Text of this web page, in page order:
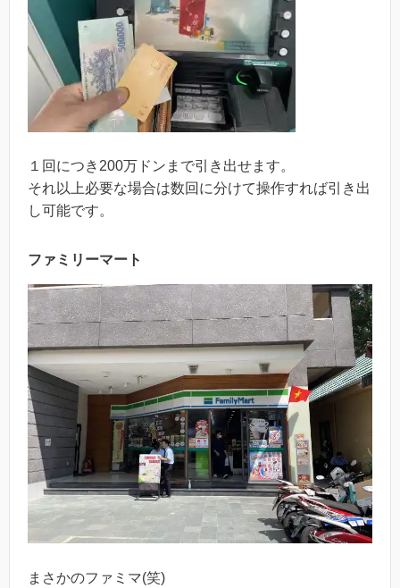
１回につき200万ドンまで引き出せます。
それ以上必要な場合は数回に分けて操作すれば引き出
し可能です。
ファミリーマート
まさかのファミマ(笑)